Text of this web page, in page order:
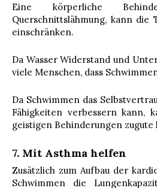
Eine körperliche
Querschnittslähmung, kann die
einschränken.
Da Wasser Widerstand und
viele Menschen, dass
Da Schwimmen das
Fähigkeiten verbessern kann,
geistigen Behinderungen zugute
7. Mit Asthma helfen
Zusätzlich zum Aufbau der
Schwimmen die